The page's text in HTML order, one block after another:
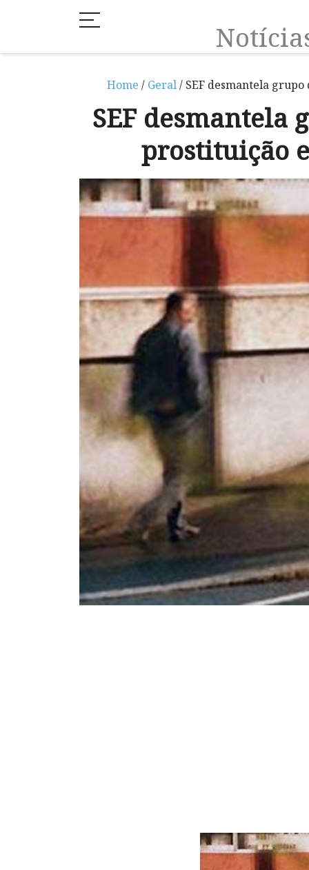
Home / Geral/ SEF desmantela
SEF desmantela
prostituição